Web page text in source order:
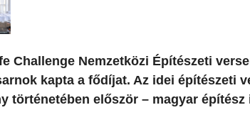
Challenge Nemzetközi Építészeti
kapta a fődíjat. Az idei építészeti
történetében először – magyar építész